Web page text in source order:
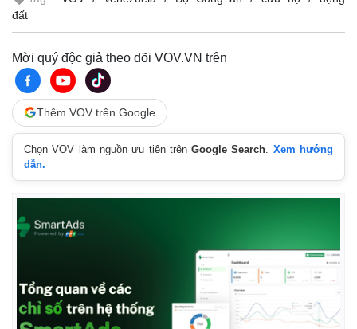
đất
Mời quý độc giả theo dõi VOV.VN trên
Thêm VOV trên Google
Chọn VOV làm nguồn ưu tiên trênGoogle Search
Xem hướng
dẫn.